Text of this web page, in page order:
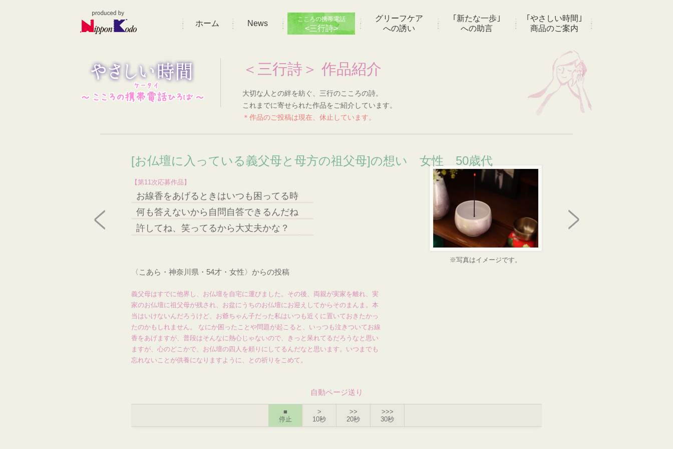
ホーム News こころの携帯電話
<三行詩>
グリーフケア
への誘い
｢新たな一歩｣
への助言
｢やさしい時間｣
商品のご案内
＜三行詩＞ 作品紹介
大切な人との絆を紡ぐ、三行のこころの詩。
これまでに寄せられた作品をご紹介しています。
＊作品のご投稿は現在、休止しています。
[お仏壇に入っている義父母と母方の祖父母]の想い 女性 50歳代
【第11次応募作品】
お線香をあげるときはいつも困ってる時
何も答えないから自問自答できるんだね
許してね、笑ってるから大丈夫かな？
※写真はイメージです。
〈こあら・神奈川県・54才・女性〉からの投稿
義父母はすでに他界し、お仏壇を自宅に運びました。その後、両親が実家を離れ、実
家のお仏壇に祖父母が残され、お盆にうちのお仏壇にお迎えしてからそのまんま。本
当はいけないんだろうけど、お爺ちゃん子だった私はいつも近くに置いておきたかっ
たのかもしれません。 なにか困ったことや問題が起こると、いっつも泣きついてお線
香をあげますが、普段はそんなに熱心じゃないので、きっと呆れてるだろうなと思い
ますが、心のどこかで、お仏壇の四人を頼りにしてるんだなと思います。いつまでも
忘れないことが供養になりますように、との祈りをこめて。
自動ページ送り
■
停止
>
10秒
>>
20秒
>>>
30秒